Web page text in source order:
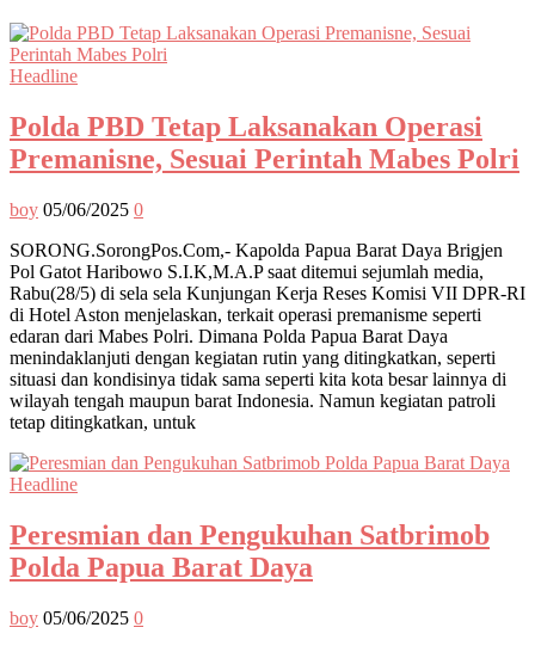
Headline
Polda PBD Tetap Laksanakan Operasi
Premanisne, Sesuai Perintah Mabes Polri
boy 05/06/2025 0
SORONG.SorongPos.Com,- Kapolda Papua Barat Daya Brigjen
Pol Gatot Haribowo S.I.K,M.A.P saat ditemui sejumlah media,
Rabu(28/5) di sela sela Kunjungan Kerja Reses Komisi VII DPR-RI
di Hotel Aston menjelaskan, terkait operasi premanisme seperti
edaran dari Mabes Polri. Dimana Polda Papua Barat Daya
menindaklanjuti dengan kegiatan rutin yang ditingkatkan, seperti
situasi dan kondisinya tidak sama seperti kita kota besar lainnya di
wilayah tengah maupun barat Indonesia. Namun kegiatan patroli
tetap ditingkatkan, untuk
Headline
Peresmian dan Pengukuhan Satbrimob
Polda Papua Barat Daya
boy 05/06/2025 0